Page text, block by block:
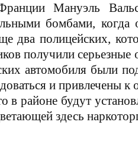
Мануэль
бомбами,
два полицейских,
получили
автомобиля были
и привлечены
в районе будут
здесь